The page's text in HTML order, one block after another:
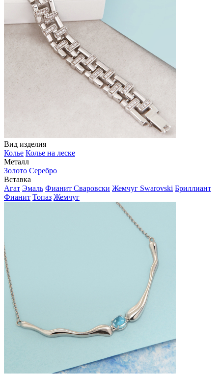
Вид изделия
Колье Колье на леске
Металл
Золото Серебро
Вставка
Агат Эмаль Фианит Сваровски Жемчуг Swarovski Бриллиант
Фианит Топаз Жемчуг